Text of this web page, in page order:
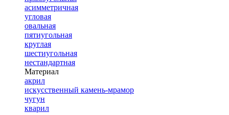
асимметричная
угловая
овальная
пятиугольная
круглая
шестиугольная
нестандартная
Материал
акрил
искусственный камень-мрамор
чугун
кварил